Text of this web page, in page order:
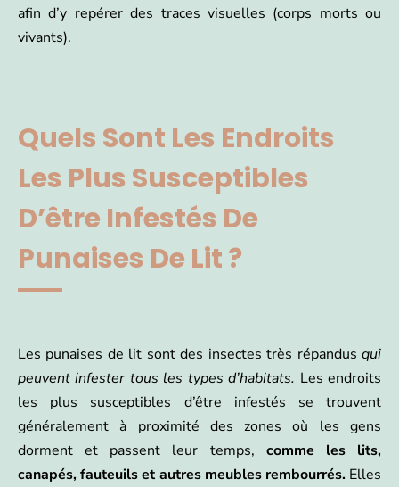
afin d’y repérer des traces visuelles (corps morts ou
vivants).
Quels Sont Les Endroits
Les Plus Susceptibles
D’être Infestés De
Punaises De Lit ?
Les punaises de lit sont des insectes très répandus qui
peuvent infester tous les types d’habitats. Les endroits
les plus susceptibles d’être infestés se trouvent
généralement à proximité des zones où les gens
dorment et passent leur temps, comme les lits,
canapés, fauteuils et autres meubles rembourrés. Elles